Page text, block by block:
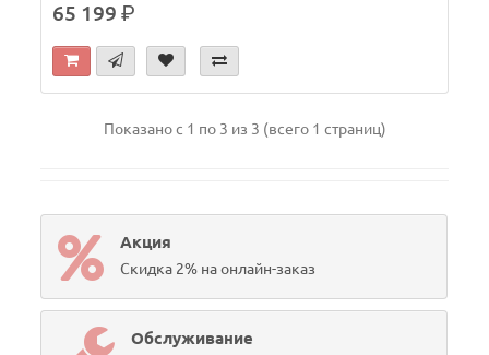
65 199р.
Показано с 1 по 3 из 3 (всего 1 страниц)
Акция
Скидка 2% на онлайн-заказ
Обслуживание